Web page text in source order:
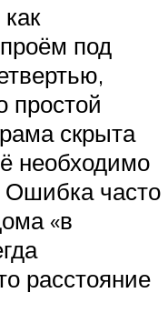
под
простой
скрыта
необходимо
Ошибка часто
«в
расстояние